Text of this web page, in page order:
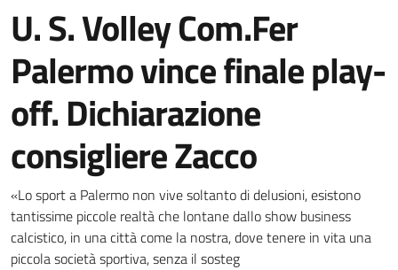
U. S. Volley Com.Fer
Palermo vince finale play-
off. Dichiarazione
consigliere Zacco
Dettagli della notizia
«Lo sport a Palermo non vive soltanto di delusioni, esistono
tantissime piccole realtà che lontane dallo show business
calcistico, in una città come la nostra, dove tenere in vita una
piccola società sportiva, senza il sosteg